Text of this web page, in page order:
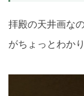
拝殿の天井画な
がちょっとわかり